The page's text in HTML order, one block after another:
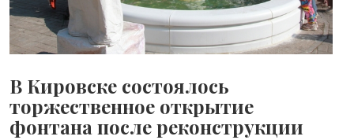
В Кировске состоялось
торжественное открытие
фонтана после реконструкции